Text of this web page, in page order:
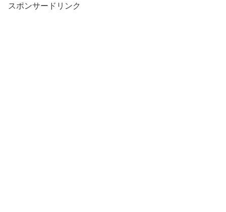
スポンサードリンク